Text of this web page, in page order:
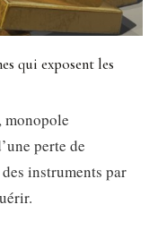
qui exposent les
perte de
instruments par